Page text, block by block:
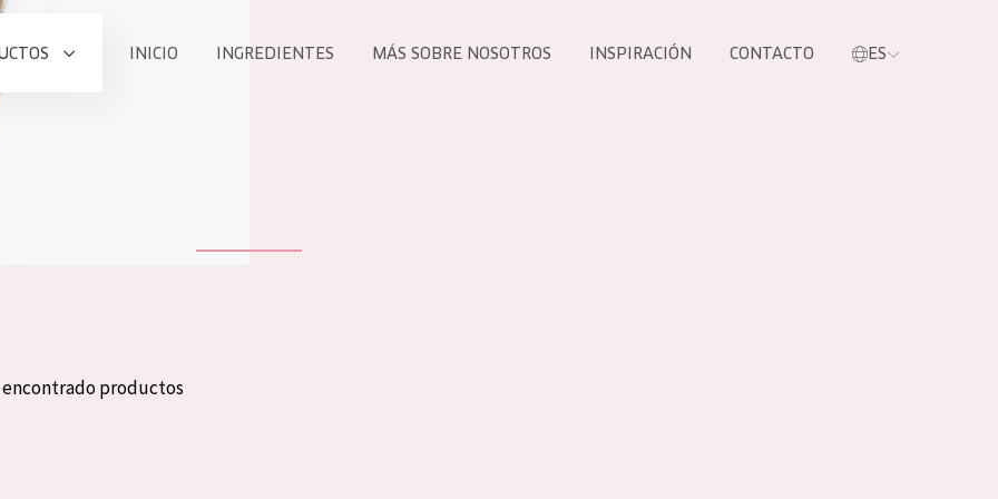
INICIO INGREDIENTES MÁS SOBRE NOSOTROS INSPIRACIÓN CONTACTO ES
encontrado productos